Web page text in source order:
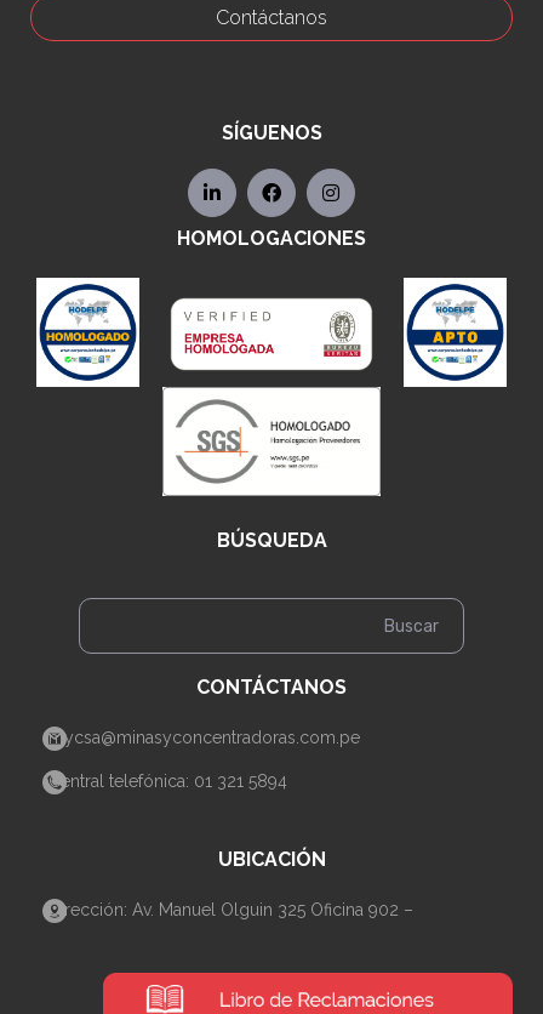
Contáctanos
SÍGUENOS
HOMOLOGACIONES
BÚSQUEDA
CONTÁCTANOS
mycsa@minasyconcentradoras.com.pe
Central telefónica: 01 321 5894
UBICACIÓN
Dirección: Av. Manuel Olguin 325 Oficina 902 –